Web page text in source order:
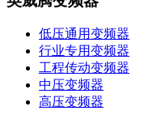
低压通用变频器
行业专用变频器
工程传动变频器
中压变频器
高压变频器